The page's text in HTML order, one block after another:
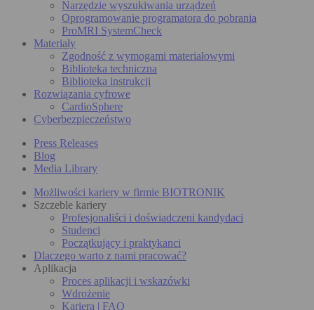
Narzędzie wyszukiwania urządzeń
Oprogramowanie programatora do pobrania
ProMRI SystemCheck
Materiały
Zgodność z wymogami materiałowymi
Biblioteka techniczna
Biblioteka instrukcji
Rozwiązania cyfrowe
CardioSphere
Cyberbezpieczeństwo
Press Releases
Blog
Media Library
Możliwości kariery w firmie BIOTRONIK
Szczeble kariery
Profesjonaliści i doświadczeni kandydaci
Studenci
Początkujący i praktykanci
Dlaczego warto z nami pracować?
Aplikacja
Proces aplikacji i wskazówki
Wdrożenie
Kariera | FAQ